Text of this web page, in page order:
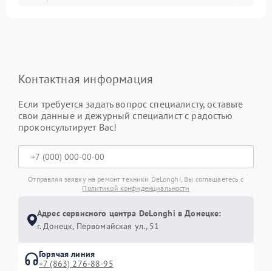
Контактная информация
Если требуется задать вопрос специалисту, оставьте
свои данные и дежурный специалист с радостью
проконсультирует Вас!
Отправляя заявку на ремонт техники DeLonghi, Вы соглашаетесь с
Политикой конфиденциальности
Адрес сервисного центра DeLonghi в Донецке:
г. Донецк, Первомайская ул., 51
Горячая линия
+7 (863) 276-88-95